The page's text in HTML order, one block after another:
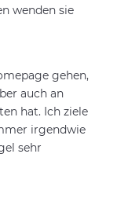
wenden sie
gehen,
auch an
hat. Ich ziele
irgendwie
sehr